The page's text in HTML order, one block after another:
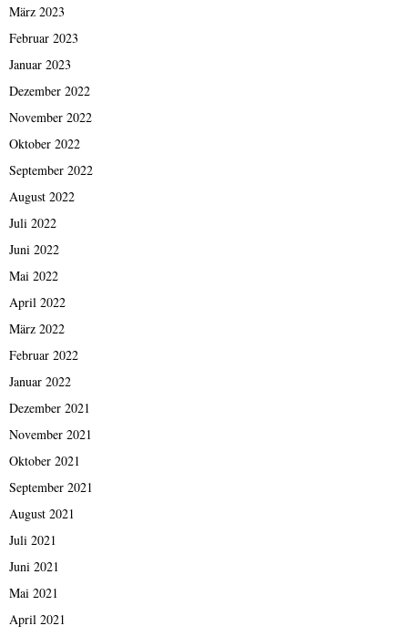
März 2023
Februar 2023
Januar 2023
Dezember 2022
November 2022
Oktober 2022
September 2022
August 2022
Juli 2022
Juni 2022
Mai 2022
April 2022
März 2022
Februar 2022
Januar 2022
Dezember 2021
November 2021
Oktober 2021
September 2021
August 2021
Juli 2021
Juni 2021
Mai 2021
April 2021